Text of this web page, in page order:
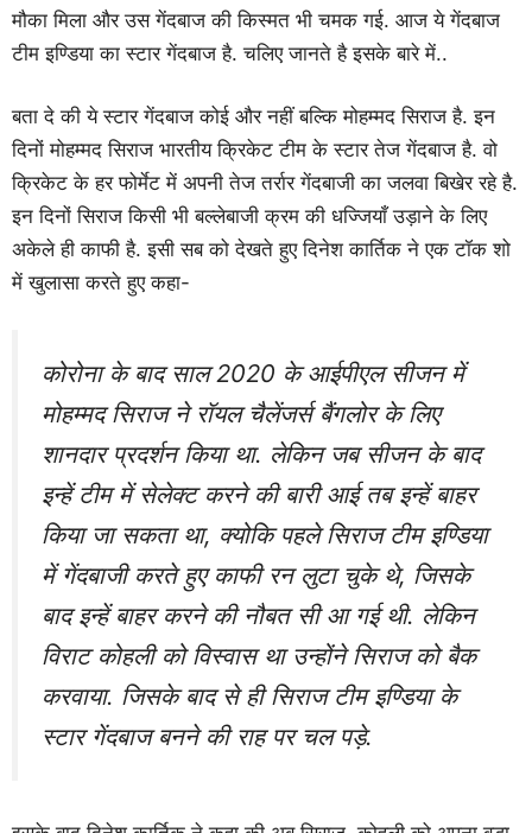
मौका मिला और उस गेंदबाज की किस्मत भी चमक गई. आज ये गेंदबाज
टीम इण्डिया का स्टार गेंदबाज है. चलिए जानते है इसके बारे में..
बता दे की ये स्टार गेंदबाज कोई और नहीं बल्कि मोहम्मद सिराज है. इन
दिनों मोहम्मद सिराज भारतीय क्रिकेट टीम के स्टार तेज गेंदबाज है. वो
क्रिकेट के हर फोर्मेट में अपनी तेज तर्रार गेंदबाजी का जलवा बिखेर रहे है.
इन दिनों सिराज किसी भी बल्लेबाजी क्रम की धज्जियाँ उड़ाने के लिए
अकेले ही काफी है. इसी सब को देखते हुए दिनेश कार्तिक ने एक टॉक शो
में खुलासा करते हुए कहा-
कोरोना के बाद साल 2020 के आईपीएल सीजन में
मोहम्मद सिराज ने रॉयल चैलेंजर्स बैंगलोर के लिए
शानदार प्रदर्शन किया था. लेकिन जब सीजन के बाद
इन्हें टीम में सेलेक्ट करने की बारी आई तब इन्हें बाहर
किया जा सकता था, क्योकि पहले सिराज टीम इण्डिया
में गेंदबाजी करते हुए काफी रन लुटा चुके थे, जिसके
बाद इन्हें बाहर करने की नौबत सी आ गई थी. लेकिन
विराट कोहली को विस्वास था उन्होंने सिराज को बैक
करवाया. जिसके बाद से ही सिराज टीम इण्डिया के
स्टार गेंदबाज बनने की राह पर चल पड़े.